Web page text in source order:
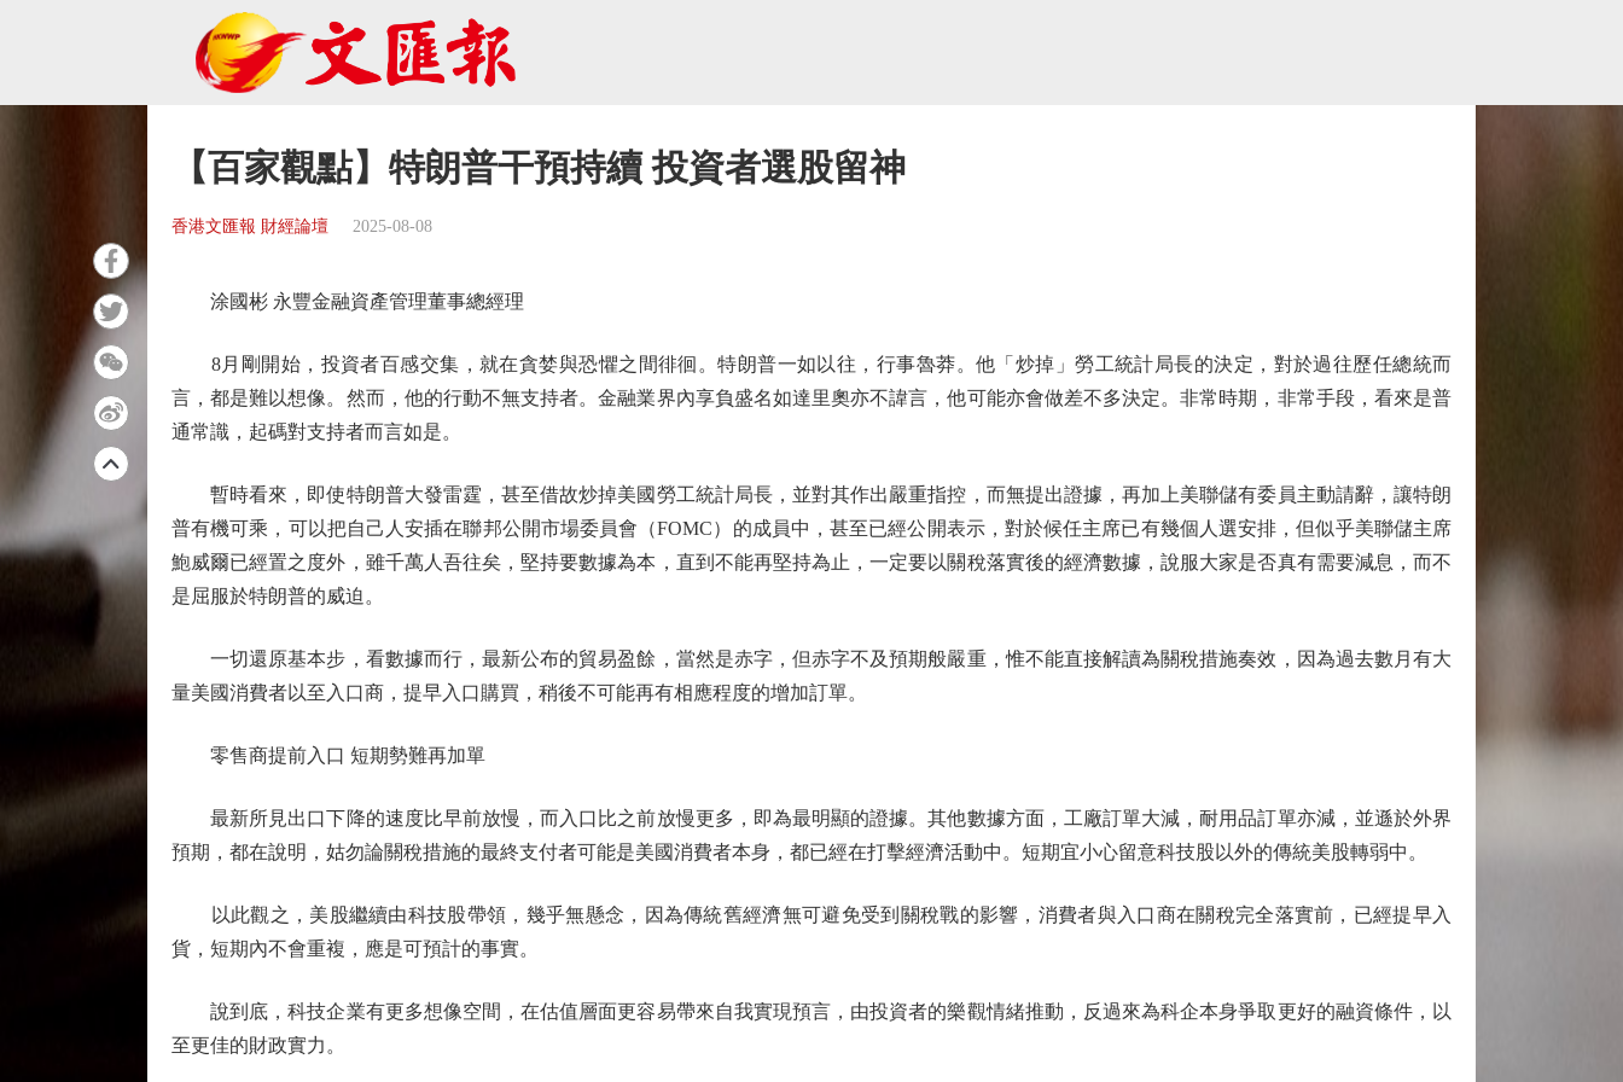
【百家觀點】特朗普干預持續 投資者選股留神
香港文匯報 財經論壇 2025-08-08
涂國彬 永豐金融資產管理董事總經理
8月剛開始，投資者百感交集，就在貪婪與恐懼之間徘徊。特朗普一如以往，行事魯莽。他「炒掉」勞工統計局長的決定，對於過往歷任總統而
言，都是難以想像。然而，他的行動不無支持者。金融業界內享負盛名如達里奧亦不諱言，他可能亦會做差不多決定。非常時期，非常手段，看來是普
通常識，起碼對支持者而言如是。
暫時看來，即使特朗普大發雷霆，甚至借故炒掉美國勞工統計局長，並對其作出嚴重指控，而無提出證據，再加上美聯儲有委員主動請辭，讓特朗
普有機可乘，可以把自己人安插在聯邦公開市場委員會（FOMC）的成員中，甚至已經公開表示，對於候任主席已有幾個人選安排，但似乎美聯儲主席
鮑威爾已經置之度外，雖千萬人吾往矣，堅持要數據為本，直到不能再堅持為止，一定要以關稅落實後的經濟數據，說服大家是否真有需要減息，而不
是屈服於特朗普的威迫。
一切還原基本步，看數據而行，最新公布的貿易盈餘，當然是赤字，但赤字不及預期般嚴重，惟不能直接解讀為關稅措施奏效，因為過去數月有大
量美國消費者以至入口商，提早入口購買，稍後不可能再有相應程度的增加訂單。
零售商提前入口 短期勢難再加單
最新所見出口下降的速度比早前放慢，而入口比之前放慢更多，即為最明顯的證據。其他數據方面，工廠訂單大減，耐用品訂單亦減，並遜於外界
預期，都在說明，姑勿論關稅措施的最終支付者可能是美國消費者本身，都已經在打擊經濟活動中。短期宜小心留意科技股以外的傳統美股轉弱中。
以此觀之，美股繼續由科技股帶領，幾乎無懸念，因為傳統舊經濟無可避免受到關稅戰的影響，消費者與入口商在關稅完全落實前，已經提早入
貨，短期內不會重複，應是可預計的事實。
說到底，科技企業有更多想像空間，在估值層面更容易帶來自我實現預言，由投資者的樂觀情緒推動，反過來為科企本身爭取更好的融資條件，以
至更佳的財政實力。